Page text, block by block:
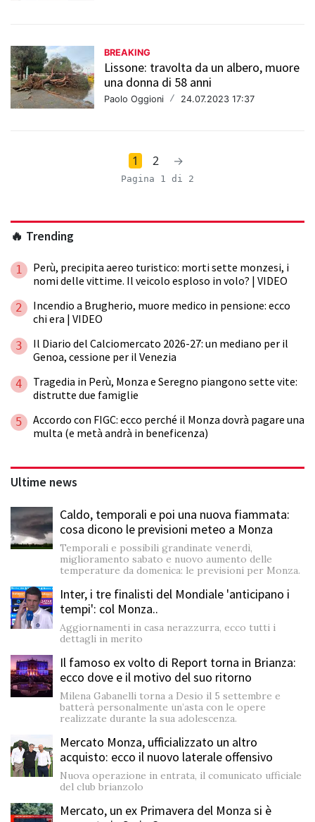
BREAKING
Lissone: travolta da un albero, muore
una donna di 58 anni
Paolo Oggioni / 24.07.2023 17:37
1 2 →
Pagina 1 di 2
🔥 Trending
1
Perù, precipita aereo turistico: morti sette monzesi, i
nomi delle vittime. Il veicolo esploso in volo? | VIDEO
2
Incendio a Brugherio, muore medico in pensione: ecco
chi era | VIDEO
3
Il Diario del Calciomercato 2026-27: un mediano per il
Genoa, cessione per il Venezia
4
Tragedia in Perù, Monza e Seregno piangono sette vite:
distrutte due famiglie
5
Accordo con FIGC: ecco perché il Monza dovrà pagare una
multa (e metà andrà in beneficenza)
Ultime news
Caldo, temporali e poi una nuova fiammata:
cosa dicono le previsioni meteo a Monza
Temporali e possibili grandinate venerdì,
miglioramento sabato e nuovo aumento delle
temperature da domenica: le previsioni per Monza.
Inter, i tre finalisti del Mondiale 'anticipano i
tempi': col Monza..
Aggiornamenti in casa nerazzurra, ecco tutti i
dettagli in merito
Il famoso ex volto di Report torna in Brianza:
ecco dove e il motivo del suo ritorno
Milena Gabanelli torna a Desio il 5 settembre e
batterà personalmente un’asta con le opere
realizzate durante la sua adolescenza.
Mercato Monza, ufficializzato un altro
acquisto: ecco il nuovo laterale offensivo
Nuova operazione in entrata, il comunicato ufficiale
del club brianzolo
Mercato, un ex Primavera del Monza si è